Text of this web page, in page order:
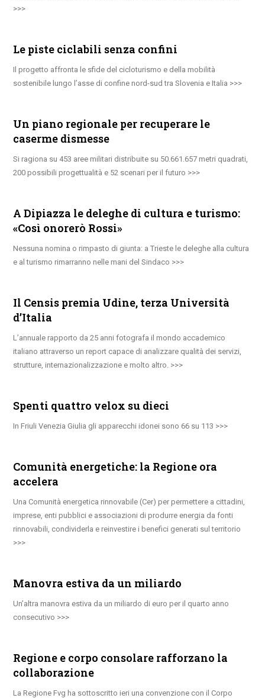
Le piste ciclabili senza confini
Il progetto affronta le sfide del cicloturismo e della mobilità
sostenibile lungo l’asse di confine nord-sud tra Slovenia e Italia
Un piano regionale per recuperare le
caserme dismesse
Si ragiona su 453 aree militari distribuite su 50.661.657 metri quadrati,
200 possibili progettualità e 52 scenari per il futuro
A Dipiazza le deleghe di cultura e turismo:
«Così onorerò Rossi»
Nessuna nomina o rimpasto di giunta: a Trieste le deleghe alla cultura
e al turismo rimarranno nelle mani del Sindaco
Il Censis premia Udine, terza Università
d’Italia
L’annuale rapporto da 25 anni fotografa il mondo accademico
italiano attraverso un report capace di analizzare qualità dei servizi,
strutture, internazionalizzazione e molto altro.
Spenti quattro velox su dieci
In Friuli Venezia Giulia gli apparecchi idonei sono 66 su 113
Comunità energetiche: la Regione ora
accelera
Una Comunità energetica rinnovabile (Cer) per permettere a cittadini,
imprese, enti pubblici e associazioni di produrre energia da fonti
rinnovabili, condividerla e reinvestire i benefici generati sul territorio
Manovra estiva da un miliardo
Un’altra manovra estiva da un miliardo di euro per il quarto anno
consecutivo
Regione e corpo consolare rafforzano la
collaborazione
La Regione Fvg ha sottoscritto ieri una convenzione con il Corpo